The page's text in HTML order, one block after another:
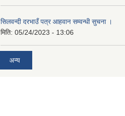
सिलवन्दी दरभाउँ पत्र आहवान सम्वन्धी सुचना ।
मिति: 05/24/2023 - 13:06
अन्य